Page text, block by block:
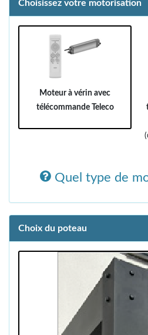
Choisissez votre motorisation
Moteur à vérin avec
télécommande Teleco
Quel type de
Choix du poteau